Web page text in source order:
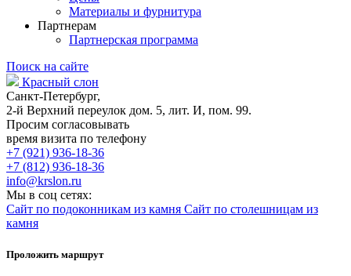
Материалы и фурнитура
Партнерам
Партнерская программа
Поиск на сайте
Красный слон
Санкт-Петербург,
2-й Верхний переулок дом. 5, лит. И, пом. 99.
Просим согласовывать
время визита по телефону
+7 (921) 936-18-36
+7 (812) 936-18-36
info@krslon.ru
Мы в соц сетях:
Сайт по подоконникам из камня Сайт по столешницам из
камня
Проложить маршрут